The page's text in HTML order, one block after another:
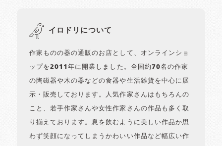
イロドリについて
作家ものの器の通販のお店として、オンラインショ
ップを2011年に開業しました。全国約70名の作家
の陶磁器や木の器などの食器や生活雑貨を中心に展
示・販売しております。人気作家さんはもちろんの
こと、若手作家さんや女性作家さんの作品も多く取
り揃えております。息を飲むように美しい作品か思
わず笑顔になってしまうかわいい作品など幅広い作